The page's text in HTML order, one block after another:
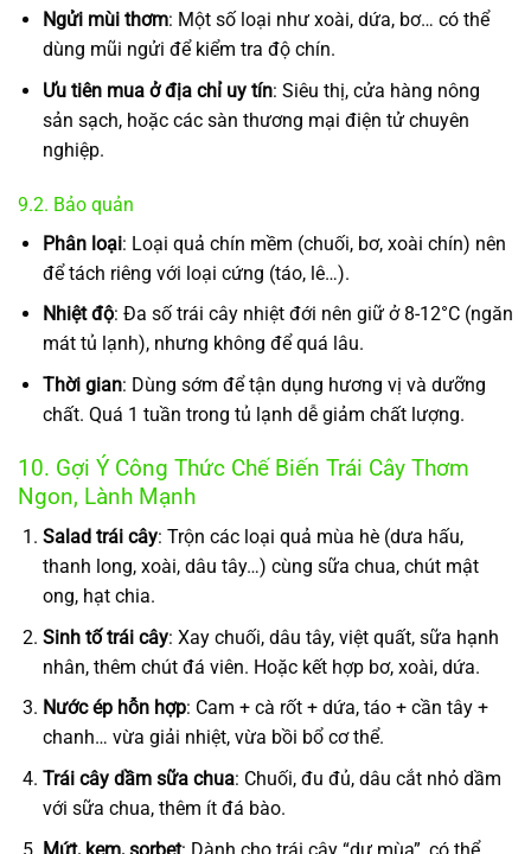
Ngửi mùi thơm: Một số loại như xoài, dứa, bơ… có thể
dùng mũi ngửi để kiểm tra độ chín.
Ưu tiên mua ở địa chỉ uy tín: Siêu thị, cửa hàng nông
sản sạch, hoặc các sàn thương mại điện tử chuyên
nghiệp.
9.2. Bảo quản
Phân loại: Loại quả chín mềm (chuối, bơ, xoài chín) nên
để tách riêng với loại cứng (táo, lê…).
Nhiệt độ: Đa số trái cây nhiệt đới nên giữ ở 8-12°C (ngăn
mát tủ lạnh), nhưng không để quá lâu.
Thời gian: Dùng sớm để tận dụng hương vị và dưỡng
chất. Quá 1 tuần trong tủ lạnh dễ giảm chất lượng.
10. Gợi Ý Công Thức Chế Biến Trái Cây Thơm
Ngon, Lành Mạnh
Salad trái cây: Trộn các loại quả mùa hè (dưa hấu,
thanh long, xoài, dâu tây…) cùng sữa chua, chút mật
ong, hạt chia.
Sinh tố trái cây: Xay chuối, dâu tây, việt quất, sữa hạnh
nhân, thêm chút đá viên. Hoặc kết hợp bơ, xoài, dứa.
Nước ép hỗn hợp: Cam + cà rốt + dứa, táo + cần tây +
chanh… vừa giải nhiệt, vừa bồi bổ cơ thể.
Trái cây dầm sữa chua: Chuối, đu đủ, dâu cắt nhỏ dầm
với sữa chua, thêm ít đá bào.
Mứt, kem, sorbet: Dành cho trái cây “dư mùa”, có thể